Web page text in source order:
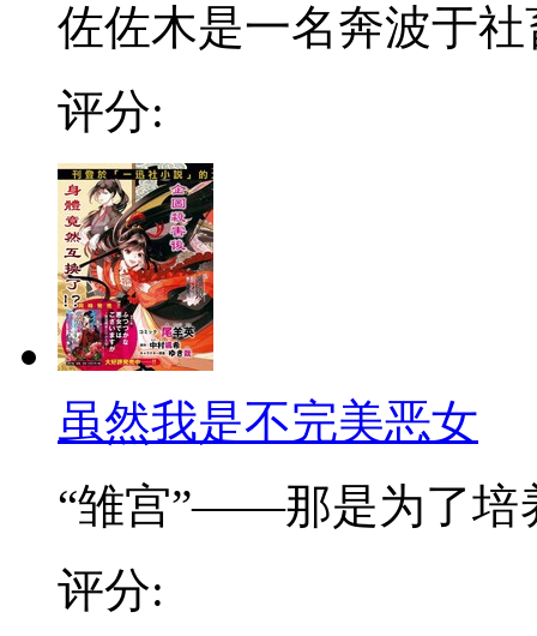
佐佐木是一名奔波于社
评分:
虽然我是不完美恶女
“雏宫”——那是为了培
评分: